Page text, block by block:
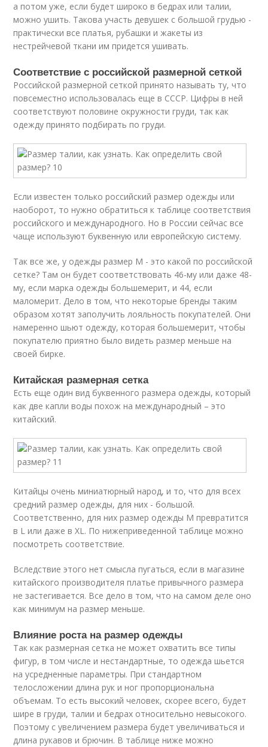
а потом уже, если будет широко в бедрах или талии,
можно ушить. Такова участь девушек с большой грудью -
практически все платья, рубашки и жакеты из
нестрейчевой ткани им придется ушивать.
Соответствие с российской размерной сеткой
Российской размерной сеткой принято называть ту, что
повсеместно использовалась еще в СССР. Цифры в ней
соответствуют половине окружности груди, так как
одежду принято подбирать по груди.
Если известен только российский размер одежды или
наоборот, то нужно обратиться к таблице соответствия
российского и международного. Но в России сейчас все
чаще используют буквенную или европейскую систему.
Так все же, у одежды размер М - это какой по российской
сетке? Там он будет соответствовать 46-му или даже 48-
му, если марка одежды большемерит, и 44, если
маломерит. Дело в том, что некоторые бренды таким
образом хотят заполучить лояльность покупателей. Они
намеренно шьют одежду, которая большемерит, чтобы
покупателю приятно было видеть размер меньше на
своей бирке.
Китайская размерная сетка
Есть еще один вид буквенного размера одежды, который
как две капли воды похож на международный – это
китайский.
Китайцы очень миниатюрный народ, и то, что для всех
средний размер одежды, для них - большой.
Соответственно, для них размер одежды М превратится
в L или даже в XL. По нижеприведенной таблице можно
посмотреть соответствие.
Вследствие этого нет смысла пугаться, если в магазине
китайского производителя платье привычного размера
не застегивается. Все дело в том, что на самом деле оно
как минимум на размер меньше.
Влияние роста на размер одежды
Так как размерная сетка не может охватить все типы
фигур, в том числе и нестандартные, то одежда шьется
на усредненные параметры. При стандартном
телосложении длина рук и ног пропорциональна
объемам. То есть высокий человек, скорее всего, будет
шире в груди, талии и бедрах относительно невысокого.
Поэтому с увеличением размера будет увеличиваться и
длина рукавов и брючин. В таблице ниже можно